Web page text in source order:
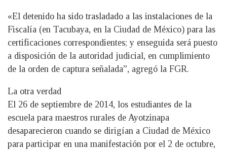
«El detenido ha sido trasladado a las instalaciones de la
Fiscalía (en Tacubaya, en la Ciudad de México) para las
certificaciones correspondientes; y enseguida será puesto
a disposición de la autoridad judicial, en cumplimiento
de la orden de captura señalada”, agregó la FGR.
La otra verdad
El 26 de septiembre de 2014, los estudiantes de la
escuela para maestros rurales de Ayotzinapa
desaparecieron cuando se dirigían a Ciudad de México
para participar en una manifestación por el 2 de octubre,